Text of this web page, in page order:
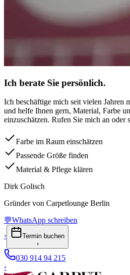
Ich berate Sie persönlich.
Ich beschäftige mich seit vielen Jahren
und helfe Ihnen gern, Material, Farbe
einzuschätzen. Rufen Sie mich an oder
Farbe im Raum einschätzen
Passende Größe finden
Material & Pflege klären
Dirk Golisch
Gründer von Carpetlounge Berlin
💬WhatsApp schreiben
›
Termin buchen
›
030 914 94 215
›